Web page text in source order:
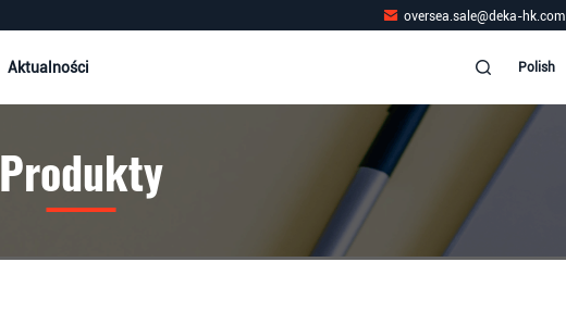
oversea.sale@deka-hk.com
Aktualności Polish
Produkty